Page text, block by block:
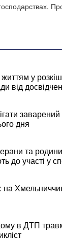
у
від
дня
та
до участі у
в ДТП